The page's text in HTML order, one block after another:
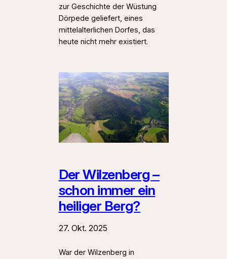
zur Geschichte der Wüstung
Dörpede geliefert, eines
mittelalterlichen Dorfes, das
heute nicht mehr existiert.
Der Wilzenberg –
schon immer ein
heiliger Berg?
27. Okt. 2025
War der Wilzenberg in